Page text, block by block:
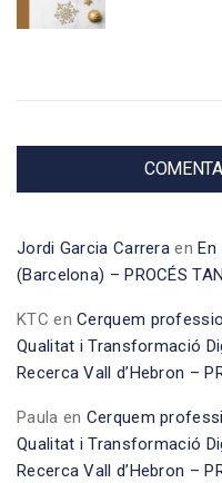
Jordi Garcia Carrera enEn
(Barcelona) – PROCÉS
KTC enCerquem
Qualitat i Transformació
Recerca Vall d’Hebron –
Paula en Cerquem
Qualitat i Transformació
Recerca Vall d’Hebron –